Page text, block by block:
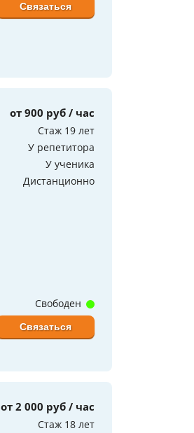
Связаться
от 900 руб / час
Стаж 19 лет
У репетитора
У ученика
Дистанционно
Свободен
Связаться
от 2 000 руб / час
Стаж 18 лет